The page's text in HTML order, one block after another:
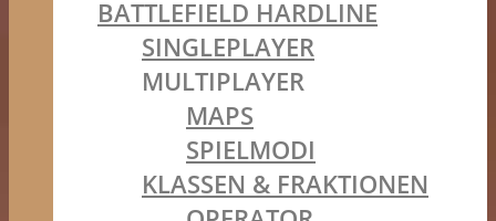
BATTLEFIELD HARDLINE
SINGLEPLAYER
MULTIPLAYER
MAPS
SPIELMODI
KLASSEN & FRAKTIONEN